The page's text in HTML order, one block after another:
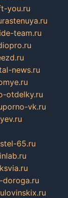
you.ru
rastenuya.ru
team.ru
news.ru
otdelky.ru
porno-vk.ru
65.ru
lovinskix.ru